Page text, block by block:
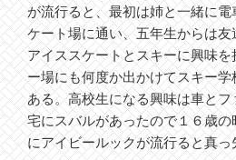
が流行ると、最初は姉と一緒に
ケート場に通い、五年生からは
アイススケートとスキーに興味
ー場にも何度か出かけてスキー
ある。高校生になる興味は車と
宅にスバルがあったので１６歳
にアイビールックが流行ると真